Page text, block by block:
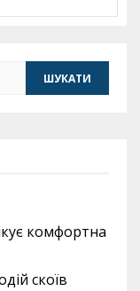
комфортна
скоїв